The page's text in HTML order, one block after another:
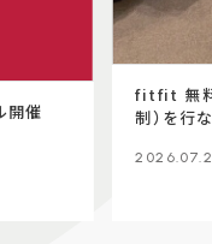
開催
fitfit 無料
制）を行